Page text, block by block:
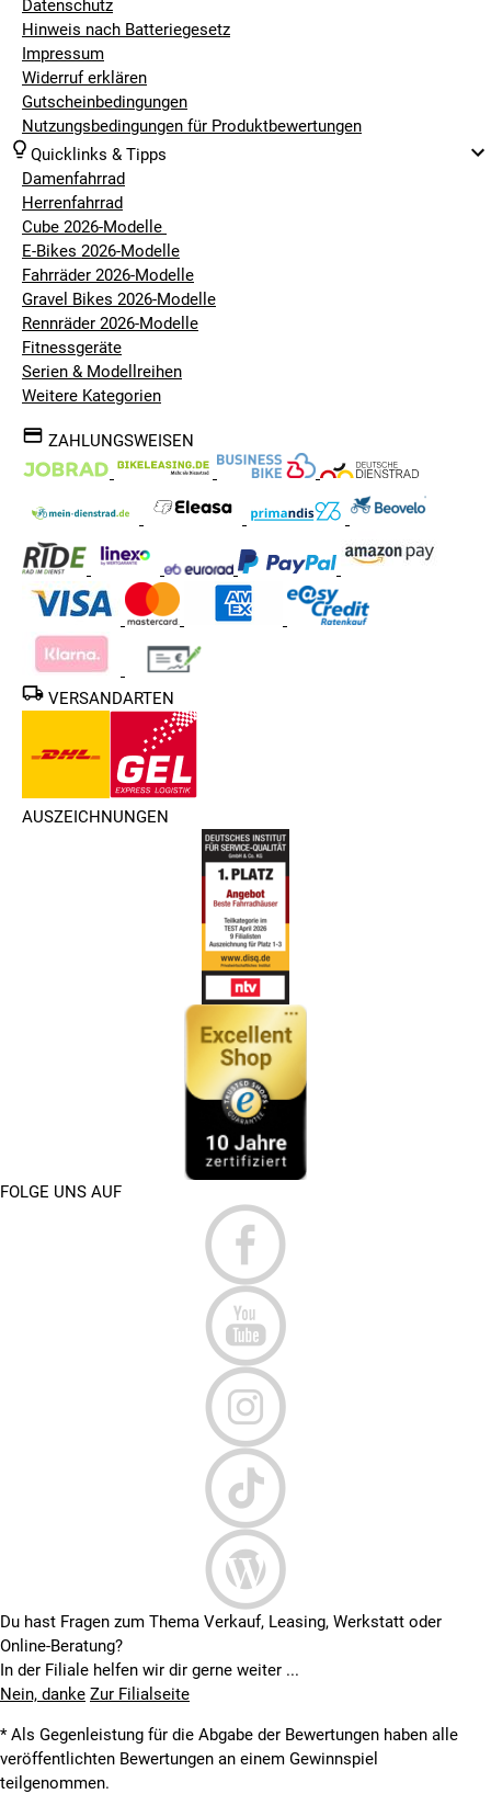
Datenschutz
Hinweis nach Batteriegesetz
Impressum
Widerruf erklären
Gutscheinbedingungen
Nutzungsbedingungen für Produktbewertungen
Quicklinks & Tipps
Damenfahrrad
Herrenfahrrad
Cube 2026-Modelle
E-Bikes 2026-Modelle
Fahrräder 2026-Modelle
Gravel Bikes 2026-Modelle
Rennräder 2026-Modelle
Fitnessgeräte
Serien & Modellreihen
Weitere Kategorien
ZAHLUNGSWEISEN
VERSANDARTEN
AUSZEICHNUNGEN
FOLGE UNS AUF
Du hast Fragen zum Thema Verkauf, Leasing, Werkstatt oder
Online-Beratung?
In der Filiale helfen wir dir gerne weiter ...
Nein, danke Zur Filialseite
* Als Gegenleistung für die Abgabe der Bewertungen haben alle
veröffentlichten Bewertungen an einem Gewinnspiel
teilgenommen.